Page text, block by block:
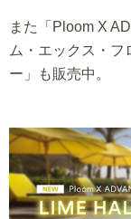
また「Ploom X
ム・エックス・フ
ー」も販売中。